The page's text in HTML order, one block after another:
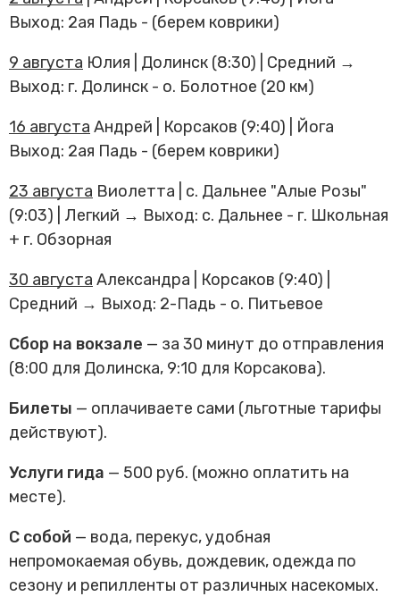
Выход: 2ая Падь - (берем коврики)
9 августа Юлия | Долинск (8:30) | Средний →
Выход: г. Долинск - о. Болотное (20 км)
16 августа Андрей | Корсаков (9:40) | Йога
Выход: 2ая Падь - (берем коврики)
23 августа Виолетта | с. Дальнее "Алые Розы"
(9:03) | Легкий → Выход: с. Дальнее - г. Школьная
+ г. Обзорная
30 августа Александра | Корсаков (9:40) |
Средний → Выход: 2-Падь - о. Питьевое
Сбор на вокзале — за 30 минут до отправления
(8:00 для Долинска, 9:10 для Корсакова).
Билеты — оплачиваете сами (льготные тарифы
действуют).
Услуги гида — 500 руб. (можно оплатить на
месте).
С собой — вода, перекус, удобная
непромокаемая обувь, дождевик, одежда по
сезону и репилленты от различных насекомых.